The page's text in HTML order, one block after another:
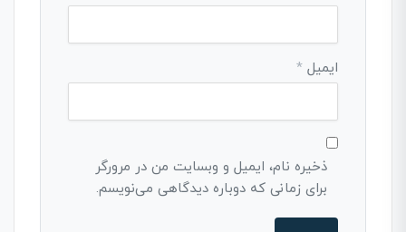
ایمیل *
ذخیره نام، ایمیل و وبسایت من در مرورگر
برای زمانی که دوباره دیدگاهی می‌نویسم.